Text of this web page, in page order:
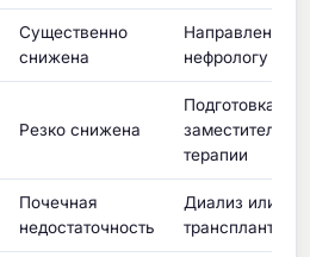
Существенно
снижена
Направление к
нефрологу
Резко снижена
Подготовка к
терапии
Почечная
недостаточность
Диализ или